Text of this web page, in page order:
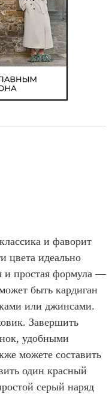
и фаворит
цвета идеально
и простая формула —
быть кардиган
или джинсами.
Завершить
удобными
можете составить
один красный
серый наряд